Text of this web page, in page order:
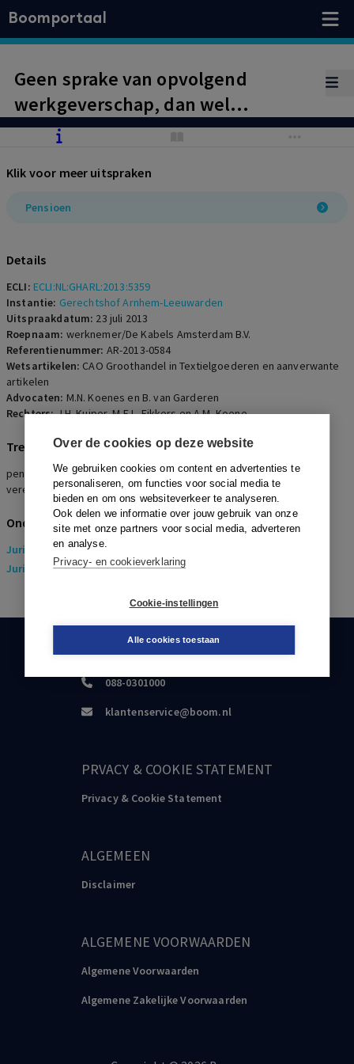
Over de cookies op deze website
We gebruiken cookies om content en advertenties te
personaliseren, om functies voor social media te
bieden en om ons websiteverkeer te analyseren.
Ook delen we informatie over jouw gebruik van onze
site met onze partners voor social media, adverteren
en analyse.
Privacy- en cookieverklaring
Cookie-instellingen
Alle cookies toestaan
Boomportaal
Geen sprake van opvolgend
werkgeverschap, dan wel
vereenzelviging van werkgevers,
aandeelhouderschap
Klik voor meer uitspraken
Pensioen
Details
ECLI: ECLI:NL:GHARL:2013:5359
Instantie: Gerechtshof Arnhem-Leeuwarden
Uitspraakdatum: 23 juli 2013
Roepnaam: werknemer/De Kabels Amsterdam B.V.
Referentienummer: AR-2013-0584
Wetsartikelen: CAO Groothandel in Textielgoederen en aanverwante
artikelen
Advocaten: M.N. Koenes en B. van Garderen
Rechters:J.H. Kuiper, M.E.L. Fikkers en A.M. Koene
Trefwoorden
pensioen, pensioentoezegging, opvolgend werkgeverschap,
vereenzelviging
Onderwerpen
Juridisch> Arbeidsrecht
Juridisch> Sociaal Zekerheidsrecht
KLANTENSERVICE
088-0301000
klantenservice@boom.nl
PRVACY & COOKIE STATEMENT
Privacy & Cookie Statement
ALGEMEEN
Disclaimer
ALGEMENE VOORWAARDEN
Algemene Voorwaarden
Algemene Zakelijke Voorwaarden